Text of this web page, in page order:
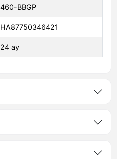
460-BBGP
HA87750346421
24 ay